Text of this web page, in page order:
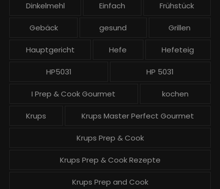
Dinkelmehl Einfach Frühstück
Gebäck gesund Grillen
Hauptgericht Hefe Hefeteig
HP5031 HP 5031
I Prep & Cook Gourmet kochen
Krups Krups Master Perfect Gourmet
Krups Prep & Cook
Krups Prep & Cook Rezepte
Krups Prep and Cook